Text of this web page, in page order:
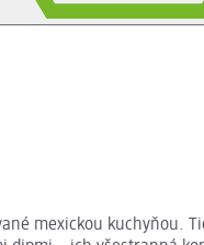
mexickou kuchyňou.